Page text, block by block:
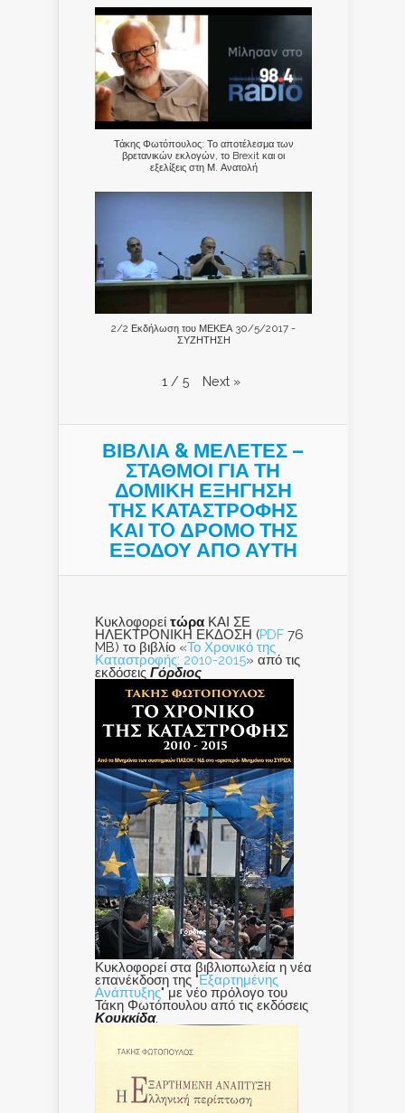
Τάκης Φωτόπουλος: Το αποτέλεσμα των
βρετανικών εκλογών, το Brexit και οι
εξελίξεις στη Μ. Ανατολή
2/2 Εκδήλωση του ΜΕΚΕΑ 30/5/2017 -
ΣΥΖΗΤΗΣΗ
1 / 5 Next »
ΒΙΒΛΙΑ & ΜΕΛΕΤΕΣ –
ΣΤΑΘΜΟΙ ΓΙΑ ΤΗ
ΔΟΜΙΚΗ ΕΞΗΓΗΣΗ
ΤΗΣ ΚΑΤΑΣΤΡΟΦΗΣ
ΚΑΙ ΤO ΔΡΟΜΟ ΤΗΣ
ΕΞΟΔΟΥ ΑΠΟ ΑΥΤΗ
Κυκλοφορεί τώρα ΚΑΙ ΣΕ
ΗΛΕΚΤΡΟΝΙΚΗ ΕΚΔΟΣΗ (PDF 76
MB) το βιβλίο «Το Χρονικό της
Καταστροφής: 2010-2015» από τις
εκδόσεις Γόρδιος
Κυκλοφορεί στα βιβλιοπωλεία η νέα
επανέκδοση της "Εξαρτημένης
Ανάπτυξης" με νέο πρόλογο του
Τάκη Φωτόπουλου από τις εκδόσεις
Κουκκίδα.